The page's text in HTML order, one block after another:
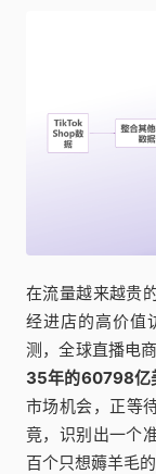
在流量越来越贵
经进店的高价值
测，全球直播电
35年的60798亿
市场机会，正等
竟，识别出一个
百个只想薅羊毛